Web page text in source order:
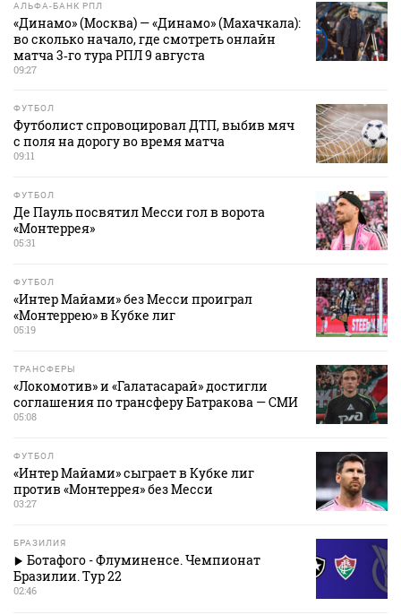
АЛЬФА-БАНК РПЛ
«Динамо» (Москва) — «Динамо» (Махачкала):
во сколько начало, где смотреть онлайн
матча 3‑го тура РПЛ 9 августа
09:27
ФУТБОЛ
Футболист спровоцировал ДТП, выбив мяч
с поля на дорогу во время матча
09:11
ФУТБОЛ
Де Пауль посвятил Месси гол в ворота
«Монтеррея»
05:31
ФУТБОЛ
«Интер Майами» без Месси проиграл
«Монтеррею» в Кубке лиг
05:19
ТРАНСФЕРЫ
«Локомотив» и «Галатасарай» достигли
соглашения по трансферу Батракова — СМИ
05:08
ФУТБОЛ
«Интер Майами» сыграет в Кубке лиг
против «Монтеррея» без Месси
03:27
БРАЗИЛИЯ
Ботафого - Флуминенсе. Чемпионат
Бразилии. Тур 22
02:46